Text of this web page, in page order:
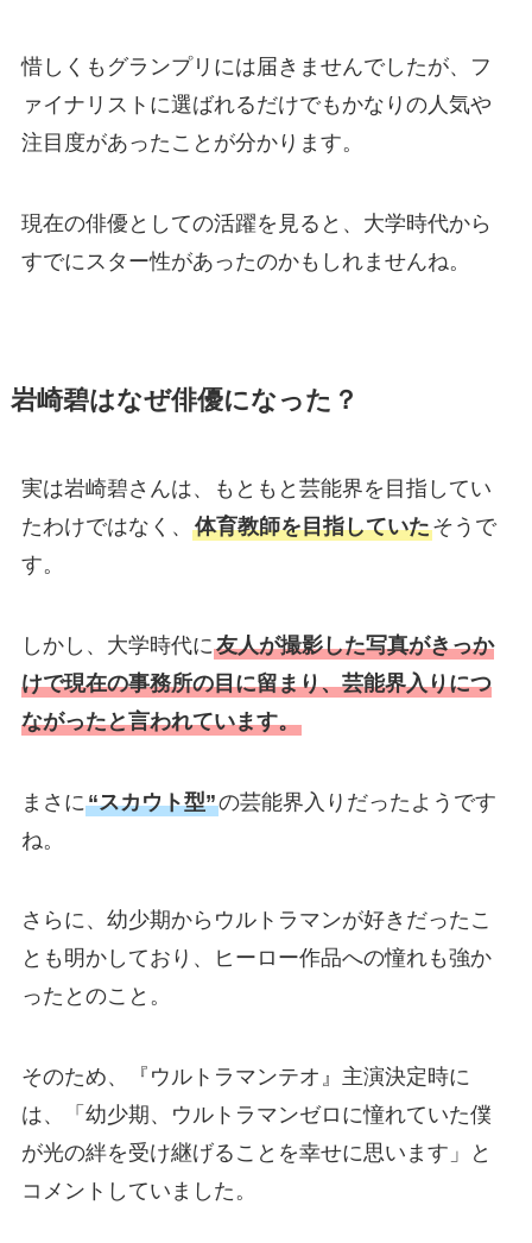
惜しくもグランプリには届きませんでしたが、フ
ァイナリストに選ばれるだけでもかなりの人気や
注目度があったことが分かります。
現在の俳優としての活躍を見ると、大学時代から
すでにスター性があったのかもしれませんね。
岩崎碧はなぜ俳優になった？
実は岩崎碧さんは、もともと芸能界を目指してい
たわけではなく、 体育教師を目指していたそうで
す。
しかし、大学時代に友人が撮影した写真がきっか
けで現在の事務所の目に留まり、芸能界入りにつ
ながったと言われています。
まさに“スカウト型”の芸能界入りだったようです
ね。
さらに、幼少期からウルトラマンが好きだったこ
とも明かしており、ヒーロー作品への憧れも強か
ったとのこと。
そのため、『ウルトラマンテオ』主演決定時に
は、「幼少期、ウルトラマンゼロに憧れていた僕
が光の絆を受け継げることを幸せに思います」と
コメントしていました。